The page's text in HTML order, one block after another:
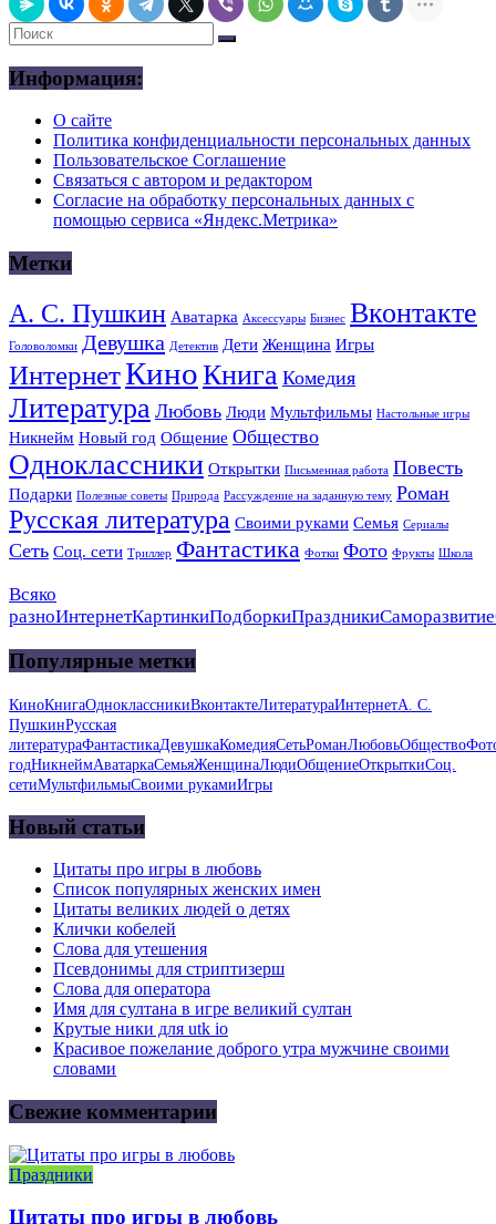
Информация:
О сайте
Политика конфиденциальности персональных данных
Пользовательское Соглашение
Связаться с автором и редактором
Согласие на обработку персональных данных с
помощью сервиса «Яндекс.Метрика»
Метки
А. С. Пушкин Аватарка Аксессуары Бизнес Вконтакте
Головоломки Девушка Детектив Дети Женщина Игры
ИнтернетКиноКнига Комедия
Литература Любовь Люди Мультфильмы Настольные игры
Никнейм Новый год Общение Общество
Одноклассники Открытки Письменная работа Повесть
Подарки Полезные советы Природа Рассуждение на заданную тему Роман
Русская литература Своими руками Семья Сериалы
Сеть Соц. сети Триллер Фантастика Фотки Фото Фрукты Школа
Всяко
разноИнтернетКартинкиПодборкиПраздникиСаморазвитие
Популярные метки
КиноКнигаОдноклассникиВконтактеЛитератураИнтернетА. С.
ПушкинРусская
литератураФантастикаДевушкаКомедияСетьРоманЛюбовьОбщество
годНикнеймАватаркаСемьяЖенщинаЛюдиОбщениеОткрыткиСоц.
сетиМультфильмыСвоими рукамиИгры
Новый статьи
Цитаты про игры в любовь
Список популярных женских имен
Цитаты великих людей о детях
Клички кобелей
Слова для утешения
Псевдонимы для стриптизерш
Слова для оператора
Имя для султана в игре великий султан
Крутые ники для utk io
Красивое пожелание доброго утра мужчине своими
словами
Свежие комментарии
Праздники
Цитаты про игры в любовь